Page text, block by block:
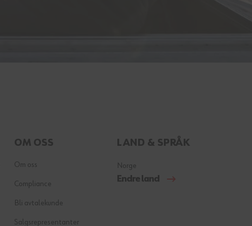
OM OSS
Om oss
Compliance
Bli avtalekunde
Salgsrepresentanter
LAND & SPRÅK
Norge
Endre land